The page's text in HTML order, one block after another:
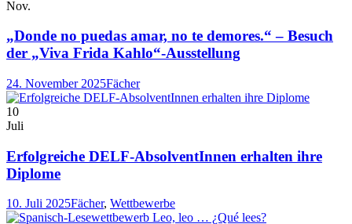
Nov.
„Donde no puedas amar, no te demores.“ – Besuch
der „Viva Frida Kahlo“-Ausstellung
24. November 2025Fächer
10
Juli
Erfolgreiche DELF-AbsolventInnen erhalten ihre
Diplome
10. Juli 2025Fächer, Wettbewerbe